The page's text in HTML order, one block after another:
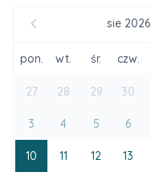
sie 2026
pon. wt. śr. czw.
27 28 29 30
3 4 5 6
10 11 12 13